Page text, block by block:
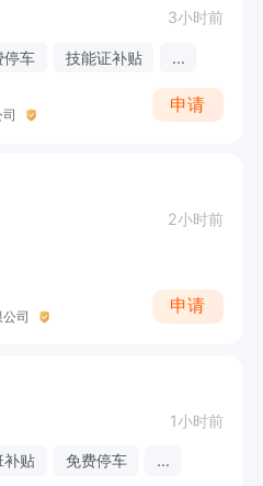
3小时前
停车 技能证补贴 ...
申请
2小时前
司
申请
1小时前
补贴 免费停车 ...